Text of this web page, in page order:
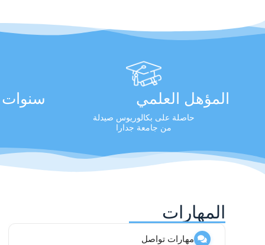
المؤهل العلمي
حاصلة على بكالوريوس صيدلة
من جامعة جدارا
سنوات
المهارات
مهارات تواصل